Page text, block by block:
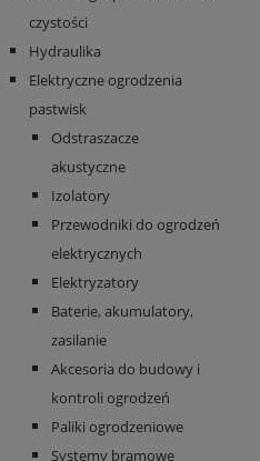
czystości
Hydraulika
Elektryczne ogrodzenia
pastwisk
Odstraszacze
akustyczne
Izolatory
Przewodniki do ogrodzeń
elektrycznych
Elektryzatory
Baterie, akumulatory,
zasilanie
Akcesoria do budowy i
kontroli ogrodzeń
Paliki ogrodzeniowe
Systemy bramowe